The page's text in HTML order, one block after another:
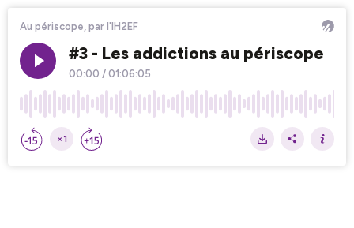
Au périscope, par l'IH2EF
#3 - Les addictions au périscope
00:00 / 01:06:05
×1